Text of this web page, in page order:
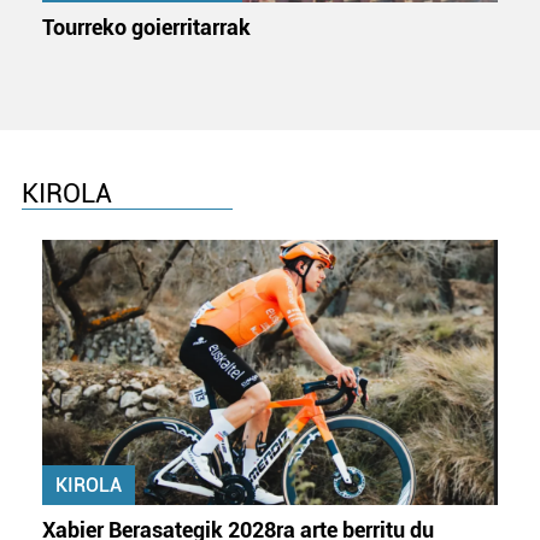
Tourreko goierritarrak
KIROLA
KIROLA
Xabier Berasategik 2028ra arte berritu du